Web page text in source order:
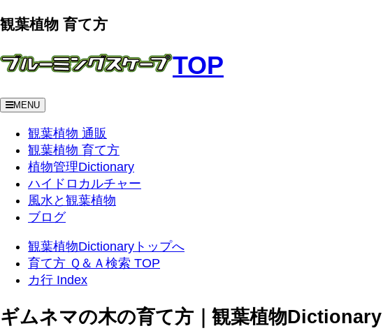
観葉植物 育て方
TOP
MENU
観葉植物 通販
観葉植物 育て方
植物管理Dictionary
ハイドロカルチャー
風水と観葉植物
ブログ
観葉植物Dictionaryトップへ
育て方 Ｑ＆Ａ検索 TOP
カ行 Index
ギムネマの木の育て方｜観葉植物Dictionary